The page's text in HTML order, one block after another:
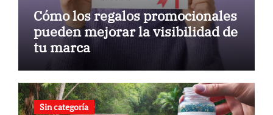
Cómo los regalos promocionales
pueden mejorar la visibilidad de
tu marca
Sin categoría